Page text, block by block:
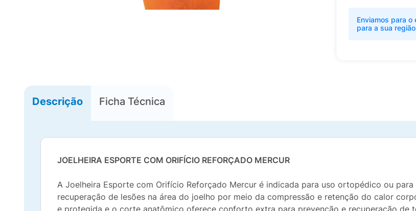
Enviamos para o
para a sua
Descrição Ficha Técnica
JOELHEIRA ESPORTE COM ORIFÍCIO REFORÇADO MERCUR
A Joelheira Esporte com Orifício Reforçado Mercur é indicada para uso ortopédico ou
recuperação de lesões na área do joelho por meio da compressão e retenção do calor
e protegida e o corte anatômico oferece conforto extra para prevenção e recuperação de